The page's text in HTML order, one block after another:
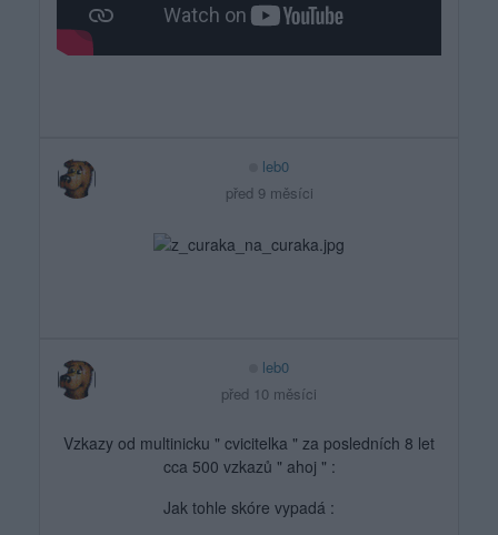
leb0
před 9 měsíci
leb0
před 10 měsíci
Vzkazy od multinicku " cvicitelka " za posledních 8 let
cca 500 vzkazů " ahoj " :
Jak tohle skóre vypadá :